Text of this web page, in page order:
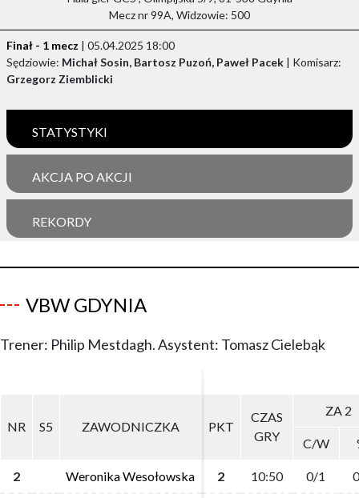
Mecz nr 99A, Widzowie: 500
Finał - 1 mecz | 05.04.2025 18:00
Sędziowie: Michał Sosin, Bartosz Puzoń, Paweł Pacek | Komisarz:
Grzegorz Ziemblicki
STATYSTYKI
AKCJA PO AKCJI
REKORDY
VBW GDYNIA
Trener: Philip Mestdagh. Asystent: Tomasz Cielebąk
NR S5 ZAWODNICZKA PKT
CZAS
GRY
ZA 2
C/W
2 Weronika Wesołowska 2 10:50 0/1
NR S5 ZAWODNICZKA PKT
CZAS
GRY
ZA 2
C/W
2 Weronika Wesołowska 2 10:50 0/1